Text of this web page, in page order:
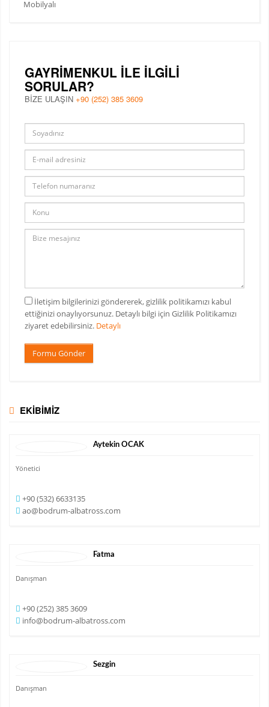
Mobilyalı
GAYRIMENKUL ILE ILGILI
SORULAR?
BİZE ULAŞIN +90 (252) 385 3609
İletişim bilgilerinizi göndererek, gizlilik politikamızı kabul
ettiğinizi onaylıyorsunuz. Detaylı bilgi için Gizlilik Politikamızı
ziyaret edebilirsiniz. Detaylı
Formu Gönder
EKİBİMİZ
Aytekin OCAK
Yönetici
+90 (532) 6633135
ao@bodrum-albatross.com
Fatma
Danışman
+90 (252) 385 3609
info@bodrum-albatross.com
Sezgin
Danışman